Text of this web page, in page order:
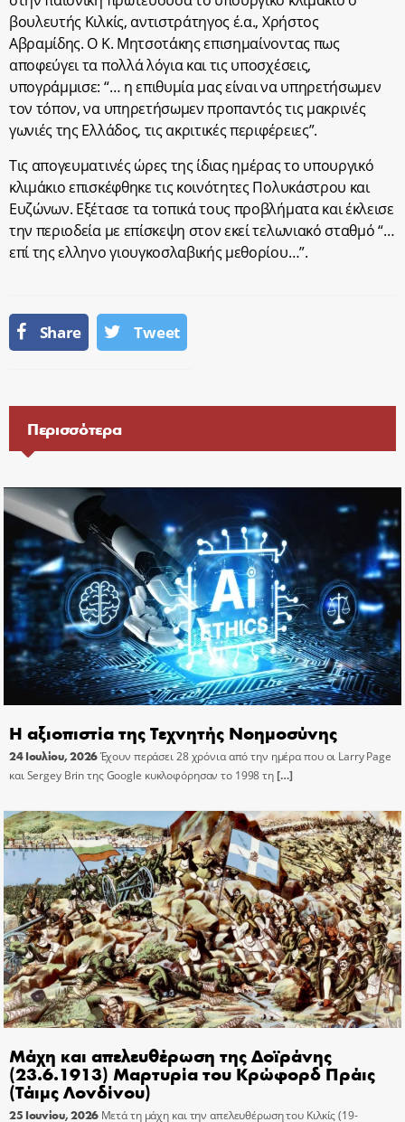
βουλευτής Κιλκίς, αντιστράτηγος έ.α., Χρήστος
Αβραμίδης. Ο Κ. Μητσοτάκης επισημαίνοντας πως
αποφεύγει τα πολλά λόγια και τις υποσχέσεις,
υπογράμμισε: “… η επιθυμία μας είναι να υπηρετήσωμεν
τον τόπον, να υπηρετήσωμεν προπαντός τις μακρινές
γωνιές της Ελλάδος, τις ακριτικές περιφέρειες”.
Τις απογευματινές ώρες της ίδιας ημέρας το υπουργικό
κλιμάκιο επισκέφθηκε τις κοινότητες Πολυκάστρου και
Ευζώνων. Εξέτασε τα τοπικά τους προβλήματα και έκλεισε
την περιοδεία με επίσκεψη στον εκεί τελωνιακό σταθμό “…
επί της ελληνο γιουγκοσλαβικής μεθορίου…”.
Share Tweet
Περισσότερα
Η αξιοπιστία της Τεχνητής Νοημοσύνης
24 Ιουλίου, 2026Έχουν περάσει 28 χρόνια από την ημέρα που οι Larry Page
και Sergey Brin της Google κυκλοφόρησαν το 1998 τη[…]
Μάχη και απελευθέρωση της Δοϊράνης
(23.6.1913) Μαρτυρία του Κρώφορδ Πράις
(Τάιμς Λονδίνου)
25 Ιουνίου, 2026 Μετά τη μάχη και την απελευθέρωση του Κιλκίς (19-